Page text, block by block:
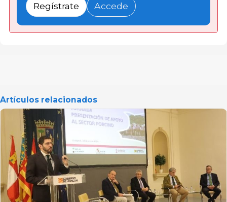
Regístrate Accede
Artículos relacionados